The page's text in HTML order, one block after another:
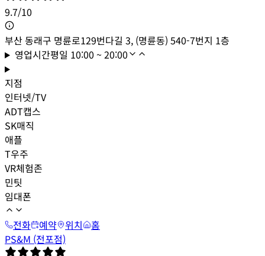
9.7/10
부산 동래구 명륜로129번다길 3, (명륜동) 540-7번지 1층
영업시간평일 10:00 ~ 20:00
지점
인터넷/TV
ADT캡스
SK매직
애플
T우주
VR체험존
민팃
임대폰
전화
예약 위치
홈
PS&M (전포점)